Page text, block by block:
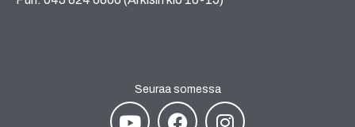
Seuraa somessa